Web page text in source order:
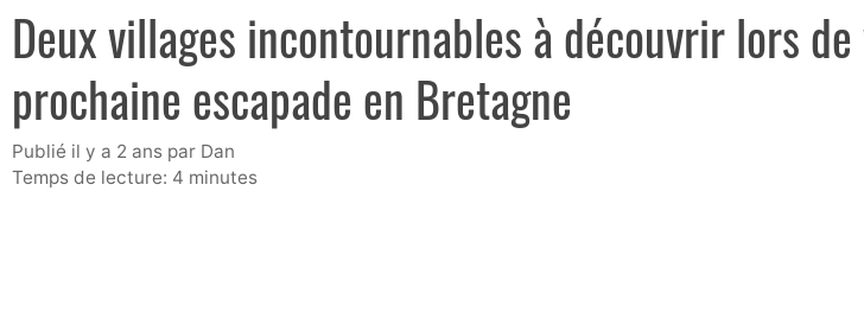
Deux villages incontournables à découvrir lors
prochaine escapade en Bretagne
publié il y a 2 ans par Dan
Temps de lecture: 4 minutes